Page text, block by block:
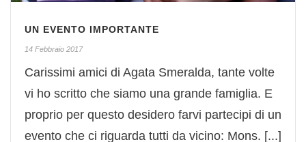
UN EVENTO IMPORTANTE
14 Febbraio 2017
Carissimi amici di Agata Smeralda, tante volte
vi ho scritto che siamo una grande famiglia. E
proprio per questo desidero farvi partecipi di un
evento che ci riguarda tutti da vicino: Mons. [...]